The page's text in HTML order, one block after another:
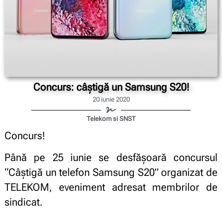
Concurs: câștigă un Samsung S20!
20 iunie 2020
Telekom si SNST
Concurs!
Până pe 25 iunie se desfășoară concursul
“Câștigă un telefon Samsung S20” organizat de
TELEKOM, eveniment adresat membrilor de
sindicat.